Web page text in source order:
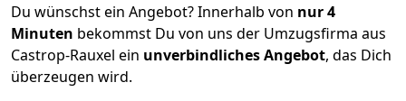
Du wünschst ein Angebot? Innerhalb von nur 4
Minuten bekommst Du von uns der Umzugsfirma aus
Castrop-Rauxel ein unverbindliches Angebot, das Dich
überzeugen wird.